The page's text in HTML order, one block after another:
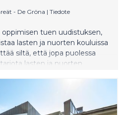
- De Gröna | Tiedote
tuen uudistuksen,
lasten ja nuorten kouluissa
siltä, että jopa puolessa
lasten ja nuorten
Vihreiden kansanedustaja